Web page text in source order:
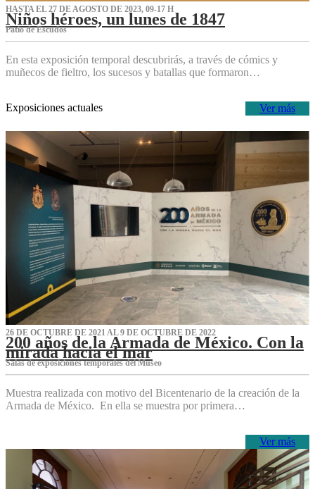
HASTA EL 27 DE AGOSTO DE 2023, 09-17 H
Niños héroes, un lunes de 1847
Patio de Escudos
En esta exposición temporal descubrirás, a través de cómics y
muñecos de fieltro, los sucesos y batallas que formaron…
Ver más
Exposiciones actuales
26 DE OCTUBRE DE 2021 AL 9 DE OCTUBRE DE 2022
200 años de la Armada de México. Con la
mirada hacia el mar
Salas de exposiciones temporales del Museo‌
Muestra realizada con motivo del Bicentenario de la creación de la
Armada de México. En ella se muestra por primera…
Ver más